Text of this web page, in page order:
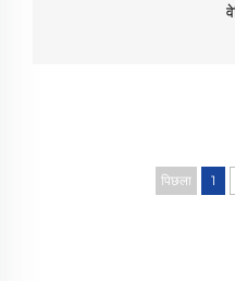
पिछला 1